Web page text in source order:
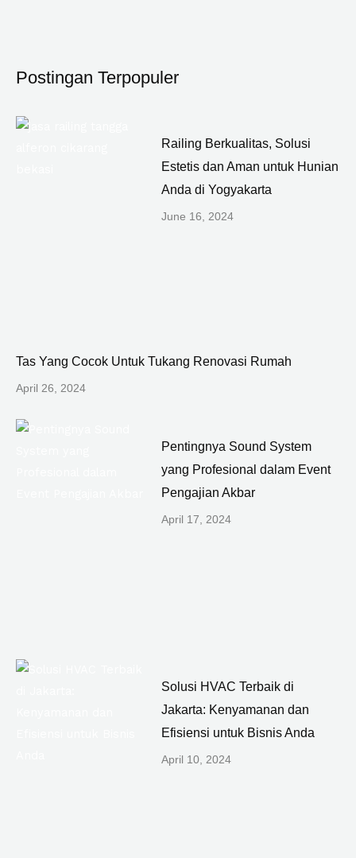
Postingan Terpopuler
Railing Berkualitas, Solusi
Estetis dan Aman untuk Hunian
Anda di Yogyakarta
June 16, 2024
Tas Yang Cocok Untuk Tukang Renovasi Rumah
April 26, 2024
Pentingnya Sound System
yang Profesional dalam Event
Pengajian Akbar
April 17, 2024
Solusi HVAC Terbaik di
Jakarta: Kenyamanan dan
Efisiensi untuk Bisnis Anda
April 10, 2024